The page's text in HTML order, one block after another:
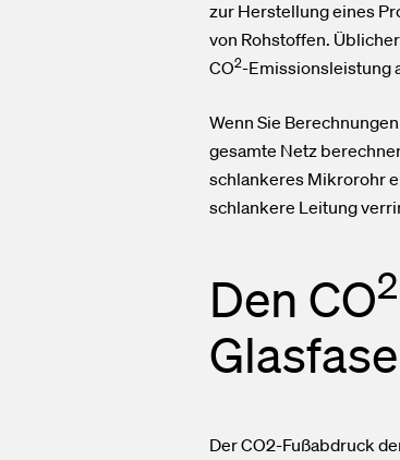
zur Herstellung eines
von Rohstoffen.
CO2-Emissionsleistung
Wenn Sie
gesamte Netz
schlankeres Mikrorohr
schlankere Leitung
Den CO2
Der CO2-Fußabdruck